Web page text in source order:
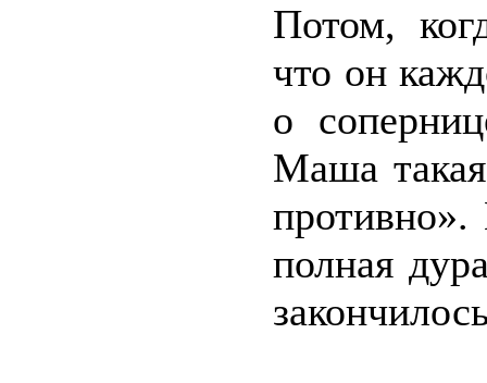
Потом,
что он
о
Маша
полная